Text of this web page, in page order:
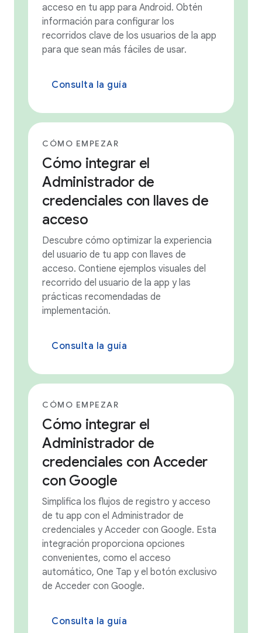
acceso en tu app para Android. Obtén
información para configurar los
recorridos clave de los usuarios de la app
para que sean más fáciles de usar.
Consulta la guía
CÓMO EMPEZAR
Cómo integrar el
Administrador de
credenciales con llaves de
acceso
Descubre cómo optimizar la experiencia
del usuario de tu app con llaves de
acceso. Contiene ejemplos visuales del
recorrido del usuario de la app y las
prácticas recomendadas de
implementación.
Consulta la guía
CÓMO EMPEZAR
Cómo integrar el
Administrador de
credenciales con Acceder
con Google
Simplifica los flujos de registro y acceso
de tu app con el Administrador de
credenciales y Acceder con Google. Esta
integración proporciona opciones
convenientes, como el acceso
automático, One Tap y el botón exclusivo
de Acceder con Google.
Consulta la guía